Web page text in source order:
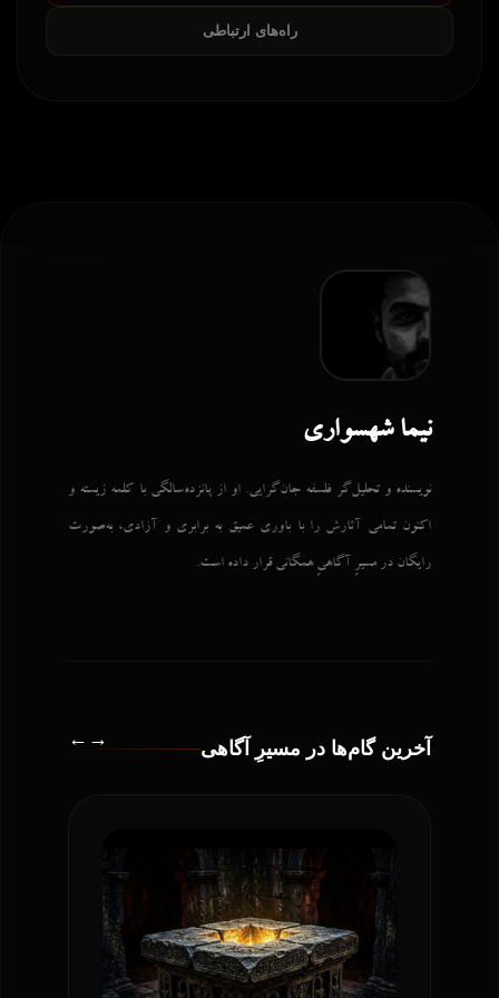
راه‌های ارتباطی
نیما شهسواری
نویسنده و تحلیل‌گر فلسفه جان‌گرایی. او از پانزده‌سالگی با کلمه زیسته و
اکنون تمامی آثارش را با باوری عمیق به برابری و آزادی، به‌صورت
رایگان در مسیرِ آگاهیِ همگانی قرار داده است.
آخرین گام‌ها در مسیرِ آگاهی →
←